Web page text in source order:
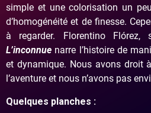
simple et une colorisation un
d’homogénéité et de finesse.
à regarder. Florentino Flórez,
L’inconnue narre l’histoire de
et dynamique. Nous avons droit
l’aventure et nous n’avons pas
Quelques planches :